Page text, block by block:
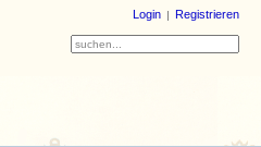
Login Registrieren